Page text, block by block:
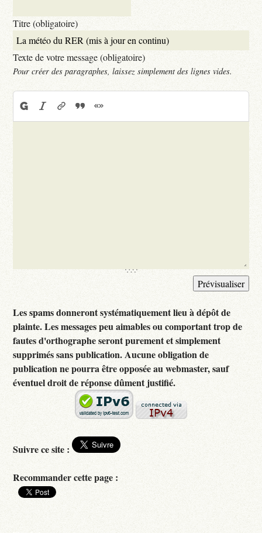
Titre (obligatoire)
Texte de votre message (obligatoire)
Pour créer des paragraphes, laissez simplement des lignes vides.
Les spams donneront systématiquement lieu à dépôt de
plainte. Les messages peu aimables ou comportant trop de
fautes d'orthographe seront purement et simplement
supprimés sans publication. Aucune obligation de
publication ne pourra être opposée au webmaster, sauf
éventuel droit de réponse dûment justifié.
Suivre ce site :
Recommander cette page :